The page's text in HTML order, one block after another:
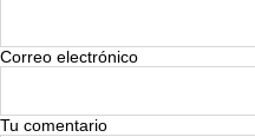
Correo electrónico
Tu comentario